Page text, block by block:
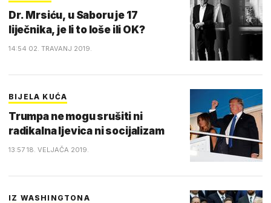
Dr. Mrsiću, u Saboru je 17
liječnika, je li to loše ili OK?
14:54 02. TRAVANJ 2019.
BIJELA KUĆA
Trumpa ne mogu srušiti ni
radikalna ljevica ni socijalizam
13:57 18. VELJAČA 2019.
IZ WASHINGTONA